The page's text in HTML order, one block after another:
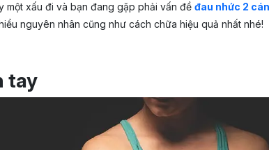
một xấu đi và bạn đang gặp phải vấn đề đau nhức 2
nguyên nhân cũng như cách chữa hiệu quả nhất nhé!
tay